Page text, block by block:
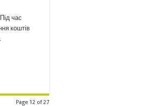
час
коштів
Page 12 of 27